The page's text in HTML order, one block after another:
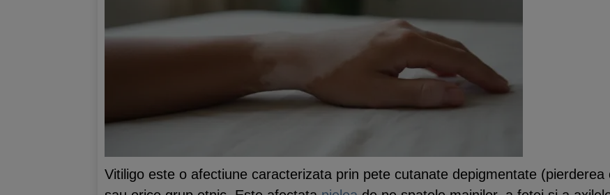
Vitiligo este o afectiune caracterizata prin pete cutanate depigmentate